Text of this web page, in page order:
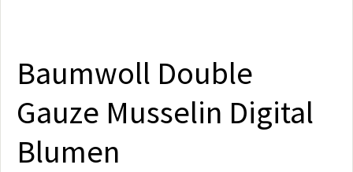
Baumwoll Double
Gauze Musselin Digital
Blumen